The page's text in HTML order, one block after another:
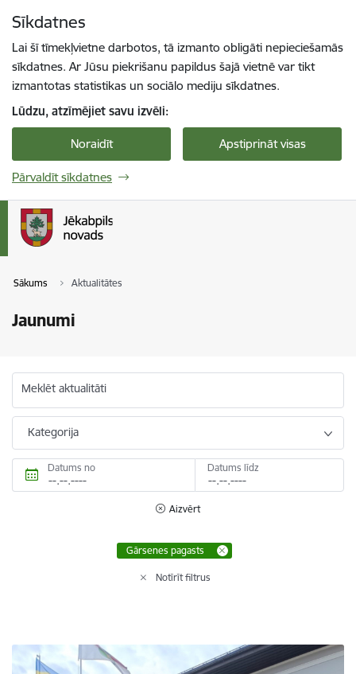
Sīkdatnes
Lai šī tīmekļvietne darbotos, tā izmanto obligāti nepieciešamās
sīkdatnes. Ar Jūsu piekrišanu papildus šajā vietnē var tikt
izmantotas statistikas un sociālo mediju sīkdatnes.
Lūdzu, atzīmējiet savu izvēli:
Noraidīt Apstiprināt visas
Pārvaldīt sīkdatnes
Sākums Aktualitātes
Jaunumi
Meklēt aktualitāti
Kategorija
Datums no Datums līdz
Aizvērt
Gārsenes pagasts
Notīrīt filtrus